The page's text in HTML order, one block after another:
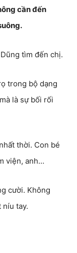
cần đến
tìm đến chị.
trong bộ dạng
là sự bối rối
thời. Con bé
viện, anh…
cười. Không
níu tay.